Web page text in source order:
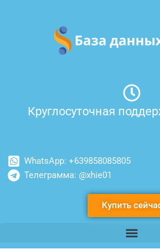
содержимому
Круглосуточная
WhatsApp: +639858085805
Телеграмма: @xhie01
Купить